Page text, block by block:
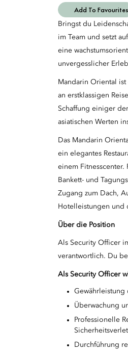
Add To Favourites
Bringst du
im Team und setzt
eine
unvergesslicher
Mandarin Oriental
an erstklassigen
Schaffung einiger
asiatischen Werten
Das Mandarin
ein elegantes
einem
Bankett- und
Zugang zum Dach,
Hotelleistungen und
Über die Position
Als Security Officer
verantwortlich. Du
Als Security Officer
Gewährleistung
Überwachung
Professionelle
Durchführung